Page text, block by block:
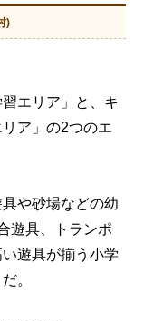
)
エリア」と、キ
ア」の2つのエ
や砂場などの幼
遊具、トランポ
遊具が揃う小学
。